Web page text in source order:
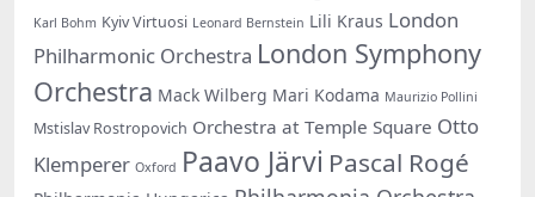
Karl Bohm Kyiv Virtuosi Leonard Bernstein Lili Kraus London
Philharmonic Orchestra London Symphony
Orchestra Mack Wilberg Mari Kodama Maurizio Pollini
Mstislav Rostropovich Orchestra at Temple Square Otto
Klemperer Oxford Paavo Järvi Pascal Rogé